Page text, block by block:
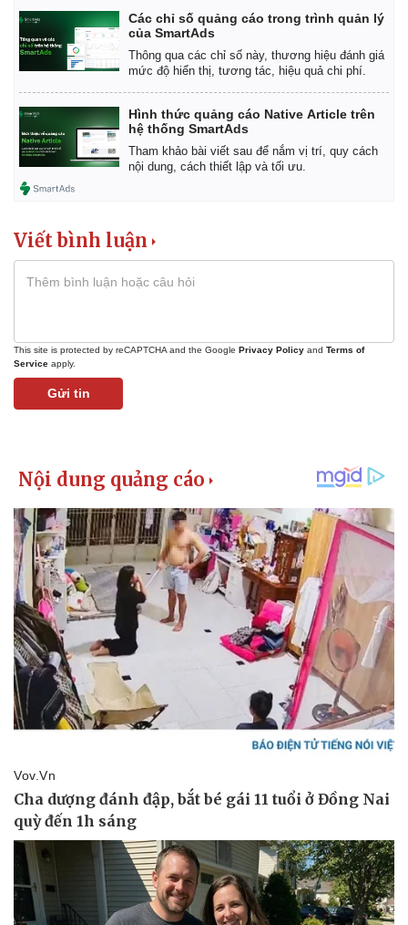
Khởi nghiệp
Chứng khoán
Giá cà phê
Các chỉ số quảng cáo trong trình quản lý
của SmartAds
Thông qua các chỉ số này, thương hiệu đánh giá
mức độ hiển thị, tương tác, hiệu quả chi phí.
Hình thức quảng cáo Native Article trên
hệ thống SmartAds
Tham khảo bài viết sau để nắm vị trí, quy cách
nội dung, cách thiết lập và tối ưu.
Viết bình luận
This site is protected by reCAPTCHA and the Google Privacy Policy and Terms of
Service apply.
Gửi tin